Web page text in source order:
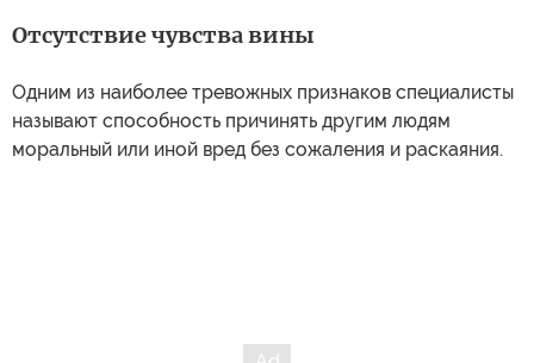
Отсутствие чувства вины
Одним из наиболее тревожных признаков специалисты
называют способность причинять другим людям
моральный или иной вред без сожаления и раскаяния.